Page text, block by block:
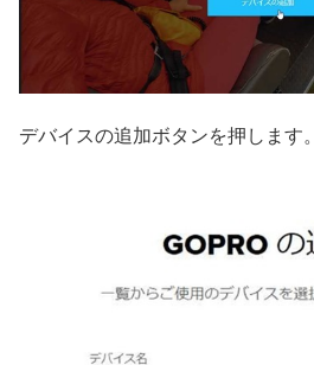
デバイスの追加ボタンを押します。